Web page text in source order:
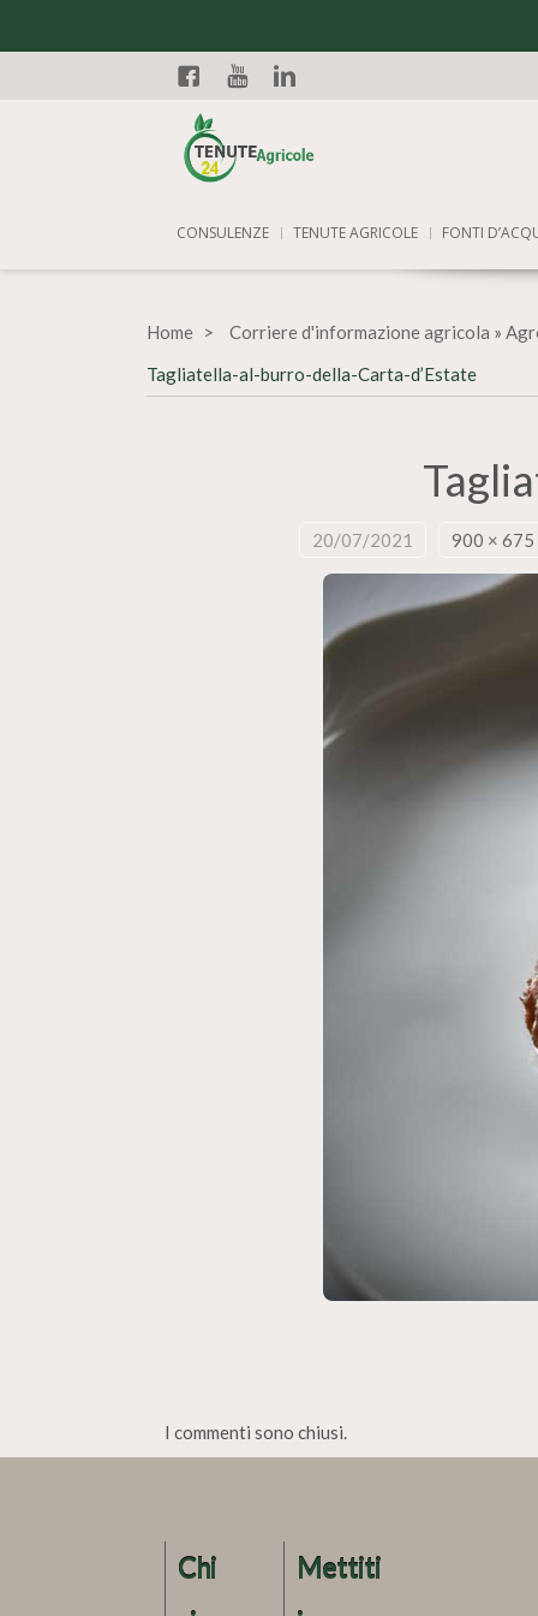
Facebook
CONSULENZE TENUTE AGRICOLE FONTI
Home Corriere d'informazione agricola »
Tagliatella-al-burro-della-Carta-d’Estate
20/07/2021 900 × 675
I commenti sono chiusi.
Chi
Mettiti